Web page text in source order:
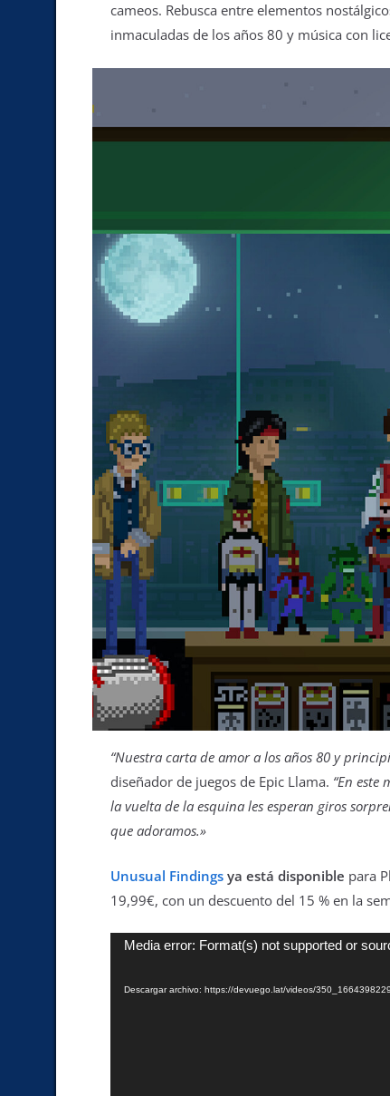
cameos. Rebusca entre elementos
inmaculadas de los años 80 y música con
“Nuestra carta de amor a los años 80 y
diseñador de juegos de Epic Llama. “En
la vuelta de la esquina les esperan giros
que adoramos.»
Unusual Findings ya está disponible para
19,99€, con un descuento del 15 % en la
Media error: Format(s) not supported or
Descargar archivo: https://devuego.lat/videos/